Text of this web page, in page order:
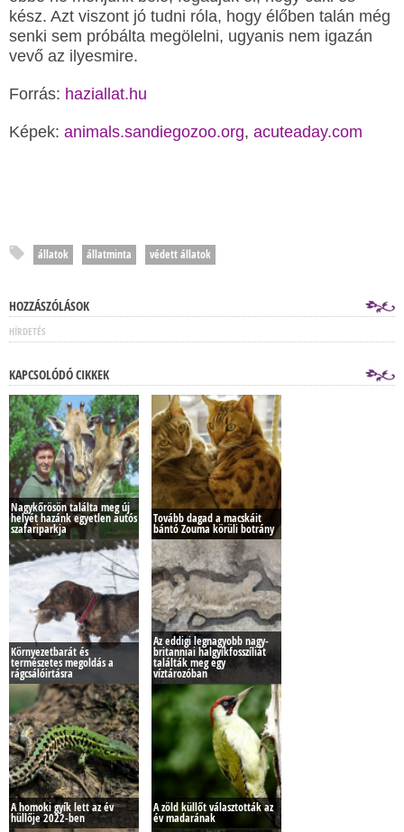
kész. Azt viszont jó tudni róla, hogy élőben talán még
senki sem próbálta megölelni, ugyanis nem igazán
vevő az ilyesmire.
Forrás: haziallat.hu
Képek: animals.sandiegozoo.org, acuteaday.com
állatok állatminta védett állatok
HOZZÁSZÓLÁSOK
HÍRDETÉS
KAPCSOLÓDÓ CIKKEK
Nagykőrösön találta meg új
helyét hazánk egyetlen autós
szafariparkja
Tovább dagad a macskáit
bántó Zouma körüli botrány
Környezetbarát és
természetes megoldás a
rágcsálóirtásra
Az eddigi legnagyobb nagy-
britanniai halgyíkfosszíliát
találták meg egy
víztározóban
A homoki gyík lett az év
hüllője 2022-ben
A zöld küllőt választották az
év madarának